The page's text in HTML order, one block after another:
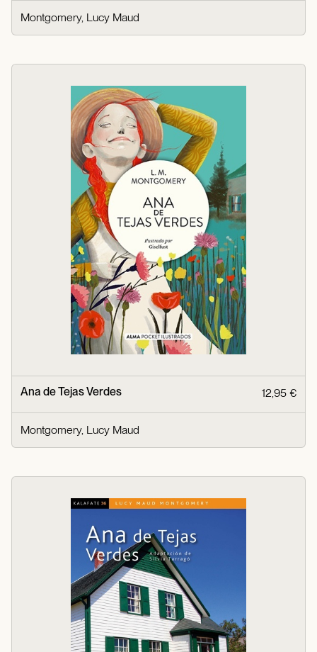
Montgomery, Lucy Maud
Ana de Tejas Verdes 12,95 €
Montgomery, Lucy Maud